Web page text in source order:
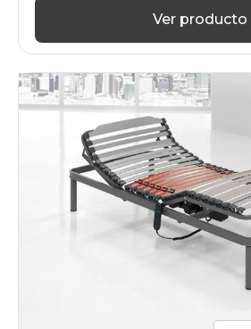
Ver producto